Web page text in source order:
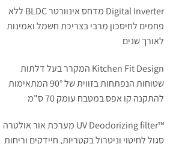
Digital Inverter מדחס אינוורטר BLDC ללא
פחמים לחיסכון מרבי בצריכת חשמל ואמינות
לאורך שנים
Kitchen Fit Design המקרר בעל דלתות
שטוחות הנפתחות בזווית של 90° המתאימות
להתקנה קו אפס במטבח עומק 70 ס"מ
™UV Deodorizing filter מערכת אור אולטרה
סגול לחיטוי וניטרול בקטריות, חיידקים וריחות